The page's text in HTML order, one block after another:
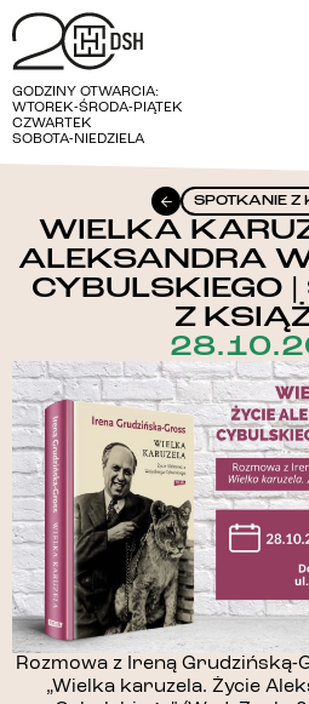
GODZINY OTWARCIA:
WTOREK-ŚRODA-PIĄTEK
CZWARTEK
SOBOTA-NIEDZIELA
SPOTKANIE Z
WIELKA
ALEKSANDRA
CYBULSKIEGO
Z
Rozmowa z Ireną
„Wielka karuzela. Życie